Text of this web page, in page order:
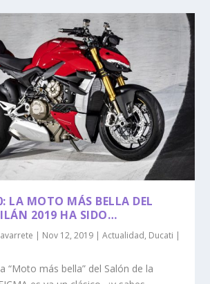
LA MOTO MÁS BELLA DEL
2019 HA SIDO…
| Nov 12, 2019 |Actualidad, Ducati |
“Moto más bella” del Salón de la